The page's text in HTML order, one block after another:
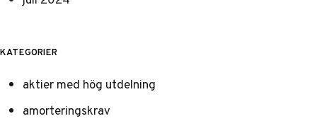
KATEGORIER
aktier med hög utdelning
amorteringskrav